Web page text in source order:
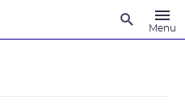
Menu